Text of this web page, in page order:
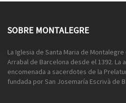
SOBRE MONTALEGRE
La Iglesia de Santa Maria de
Arrabal de Barcelona desde el 1392. La
encomenada a sacerdotes de la
fundada por San Josemaría Escrivà de